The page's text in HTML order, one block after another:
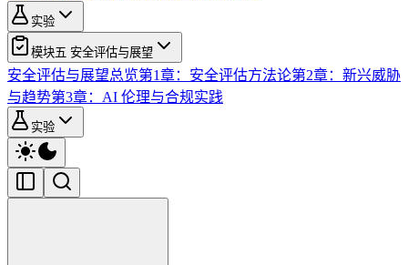
实验
模块五 安全评估与展望
安全评估与展望总览第1章：安全评估方法论第2章：新兴威胁
与趋势第3章：AI 伦理与合规实践
实验